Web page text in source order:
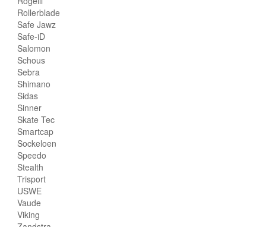
Rollerblade
Safe Jawz
Safe-iD
Salomon
Schous
Sebra
Shimano
Sidas
Sinner
Skate Tec
Smartcap
Sockeloen
Speedo
Stealth
Trisport
USWE
Vaude
Viking